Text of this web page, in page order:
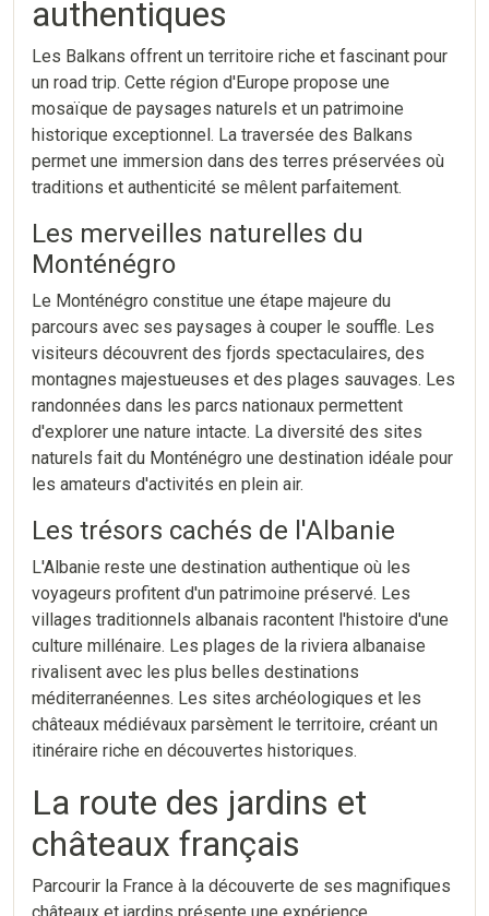
authentiques
Les Balkans offrent un territoire riche et fascinant pour
un road trip. Cette région d'Europe propose une
mosaïque de paysages naturels et un patrimoine
historique exceptionnel. La traversée des Balkans
permet une immersion dans des terres préservées où
traditions et authenticité se mêlent parfaitement.
Les merveilles naturelles du
Monténégro
Le Monténégro constitue une étape majeure du
parcours avec ses paysages à couper le souffle. Les
visiteurs découvrent des fjords spectaculaires, des
montagnes majestueuses et des plages sauvages. Les
randonnées dans les parcs nationaux permettent
d'explorer une nature intacte. La diversité des sites
naturels fait du Monténégro une destination idéale pour
les amateurs d'activités en plein air.
Les trésors cachés de l'Albanie
L'Albanie reste une destination authentique où les
voyageurs profitent d'un patrimoine préservé. Les
villages traditionnels albanais racontent l'histoire d'une
culture millénaire. Les plages de la riviera albanaise
rivalisent avec les plus belles destinations
méditerranéennes. Les sites archéologiques et les
châteaux médiévaux parsèment le territoire, créant un
itinéraire riche en découvertes historiques.
La route des jardins et
châteaux français
Parcourir la France à la découverte de ses magnifiques